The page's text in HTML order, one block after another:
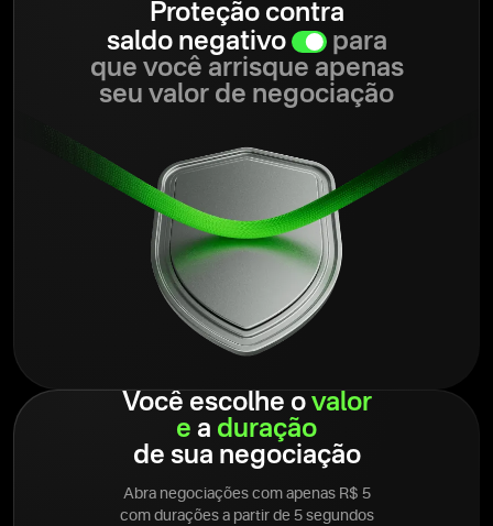
Proteção contra
saldo negativo
para
que você arrisque apenas
seu valor de negociação
Você escolhe o valor
e a duração
de sua negociação
Abra negociações com apenas R$ 5
com durações a partir de 5 segundos